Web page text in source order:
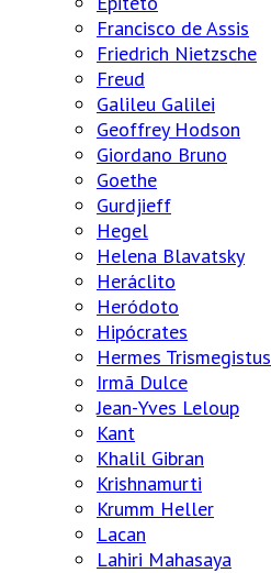
Francisco de Assis
Friedrich Nietzsche
Freud
Galileu Galilei
Geoffrey Hodson
Giordano Bruno
Goethe
Gurdjieff
Hegel
Helena Blavatsky
Heráclito
Heródoto
Hipócrates
Hermes Trismegistus
Irmã Dulce
Jean-Yves Leloup
Kant
Khalil Gibran
Krishnamurti
Krumm Heller
Lacan
Lahiri Mahasaya